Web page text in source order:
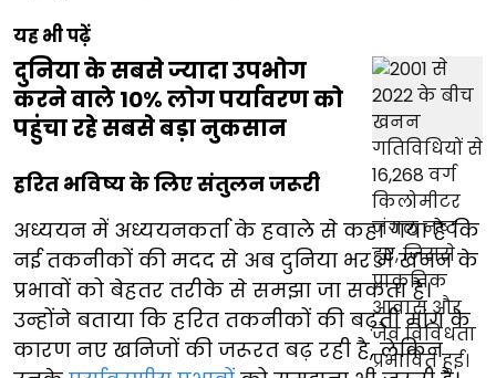
यह भी पढ़ें
दुनिया के सबसे ज्यादा उपभोग
करने वाले 10% लोग पर्यावरण को
पहुंचा रहे सबसे बड़ा नुकसान
हरित भविष्य के लिए संतुलन जरूरी
अध्ययन में अध्ययनकर्ता के हवाले से कहा गया है कि
नई तकनीकों की मदद से अब दुनिया भर में खनन के
प्रभावों को बेहतर तरीके से समझा जा सकता है।
उन्होंने बताया कि हरित तकनीकों की बढ़ती मांग के
कारण नए खनिजों की जरूरत बढ़ रही है, लेकिन